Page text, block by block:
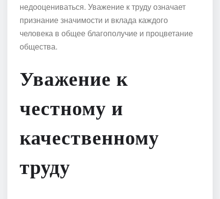
недооцениваться. Уважение к труду означает
признание значимости и вклада каждого
человека в общее благополучие и процветание
общества.
Уважение к
честному и
качественному
труду